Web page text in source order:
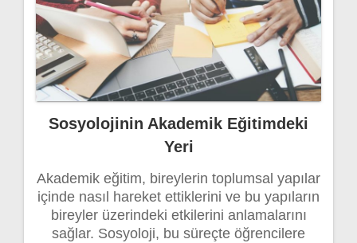
Sosyolojinin Akademik Eğitimdeki
Yeri
Akademik eğitim, bireylerin toplumsal yapılar
içinde nasıl hareket ettiklerini ve bu yapıların
bireyler üzerindeki etkilerini anlamalarını
sağlar. Sosyoloji, bu süreçte öğrencilere